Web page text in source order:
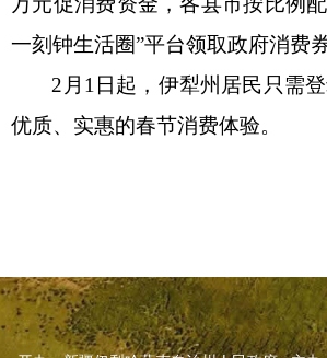
一刻钟生活圈”平台领取政府消费
2月1日起，伊犁州居民只需
优质、实惠的春节消费体验。